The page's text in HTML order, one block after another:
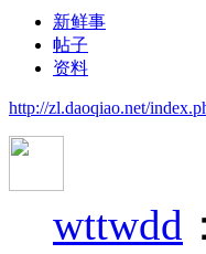
新鲜事
帖子
资料
http://zl.daoqiao.net/
wttwdd